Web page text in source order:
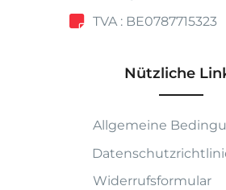
TVA : BE0787715323
Nützliche
Allgemeine
Widerrufsformular